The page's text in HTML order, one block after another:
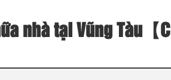
nhà tại Vũng Tàu【